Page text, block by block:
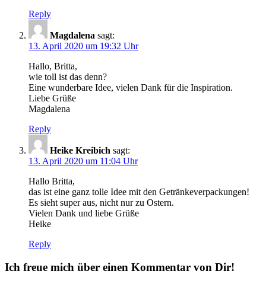
Reply
Magdalena sagt:
13. April 2020 um 19:32 Uhr
Hallo, Britta,
wie toll ist das denn?
Eine wunderbare Idee, vielen Dank für die Inspiration.
Liebe Grüße
Magdalena
Reply
Heike Kreibich sagt:
13. April 2020 um 11:04 Uhr
Hallo Britta,
das ist eine ganz tolle Idee mit den Getränkeverpackungen!
Es sieht super aus, nicht nur zu Ostern.
Vielen Dank und liebe Grüße
Heike
Reply
Ich freue mich über einen Kommentar von Dir!